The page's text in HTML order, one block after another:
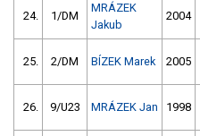
24. 1/DM
MRÁZEK
Jakub
2004
25. 2/DM BÍZEK Marek 2005
26. 9/U23 MRÁZEK Jan 1998